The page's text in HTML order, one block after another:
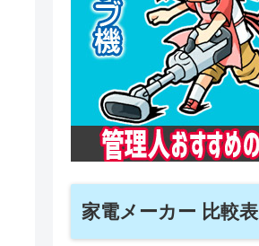
家電メーカー 比較表